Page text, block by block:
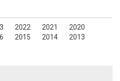
2022 2021
2020
2015 2014
2013